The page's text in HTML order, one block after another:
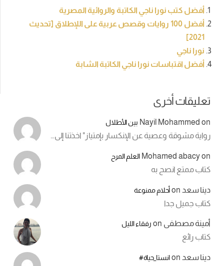
أفضل كتب نورا ناجي الكاتبة والروائية المصرية
أفضل 100 روايات وقصص عربية على اللإطلاق [تحديث
2021]
نورا ناجي
أفضل اقتباسات نورا ناجي الكاتبة الشابة
تعليقات أخرى
Nayil Mohammed on بين الأطلال
رواية مشوقة وعصية عن الإنكسار بإمتياز" اخذتنا إلى…
Mohamed abacyon العلم المرح
كتاب ممتع انصح به
دينا سعد onأحلام ممنوعة
كتاب جميل جدا
أمينة مصطفى on رفقاء الليل
كتاب رائع
دينا سعد onانستا_حياة#